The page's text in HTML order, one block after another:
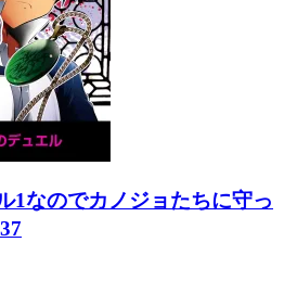
1なのでカノジョたちに守っ